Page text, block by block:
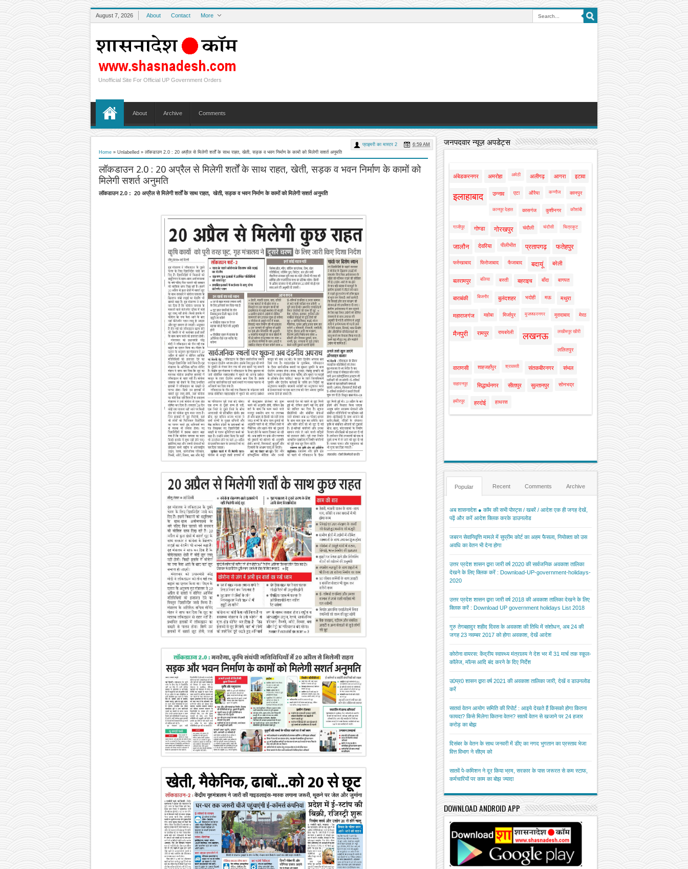
August 7, 2026 About Contact More
Unofficial Site For Official UP Government Orders
About Archive Comments
Home » Unlabelled » लॉकडाउन 2.0 : 20 अप्रैल से मिलेगी शर्तों के साथ राहत, खेती, सड़क व भवन निर्माण के कामों को मिलेगी सशर्त अनुमति
लॉकडाउन 2.0 : 20 अप्रैल से मिलेगी शर्तों के साथ राहत, खेती, सड़क व भवन निर्माण के कामों को
मिलेगी सशर्त अनुमति
प्राइमरी का मास्टर 2 6:59 AM
लॉकडाउन 2.0 : 20 अप्रैल से मिलेगी शर्तों के साथ राहत, खेती, सड़क व भवन निर्माण के कामों को मिलेगी सशर्त अनुमति
जनपदवार न्यूज़ अपडेट्स
अंबेडकरनगर अमरोहा अमेठी अलीगढ़ आगरा इटावा
इलाहाबाद उन्नाव एटा औरैया कन्नौज कानपुर
कानपुर देहात कासगंज कुशीनगर कौशांबी
गाजीपुर गोण्डा गोरखपुर चंदौली चंदौसी चित्रकूट
जालौन देवरिया पीलीभीत प्रतापगढ़ फतेहपुर
फर्रुखाबाद फिरोजाबाद फैजाबाद बदायूं बरेली
बलरामपुर बलिया बस्ती बहराइच बाँदा बागपत
बाराबंकी बिजनौर बुलंदशहर भदोही मऊ मथुरा
महाराजगंज महोबा मिर्जापुर मुजफ्फरनगर मुरादाबाद मेरठ
मैनपुरी रामपुर रायबरेली लखनऊ लखीमपुर खीरी
ललितपुर
वाराणसी शाहजहाँपुर श्रावस्ती संतकबीरनगर संभल
सहारनपुर सिद्धार्थनगर सीतापुर सुल्तानपुर सोनभद्र
हमीरपुर हरदोई हाथरस
Popular Recent Comments Archive
अब शासनादेश ● कॉम की सभी पोस्ट्स / खबरें / आदेश एक ही जगह देखें,
पढ़ें और करें आदेश क्लिक करके डाउनलोड
जबरन सेवानिवृत्ति मामले में सुप्रीम कोर्ट का अहम फैसला, नियोक्ता को उस
अवधि का वेतन भी देना होगा
उत्तर प्रदेश शासन द्वारा जारी वर्ष 2020 की सार्वजनिक अवकाश तालिका
देखने के लिए क्लिक करें : Download-UP-government-holidays-
2020
उत्तर प्रदेश शासन द्वारा जारी वर्ष 2018 की अवकाश तालिका देखने के लिए
क्लिक करें : Download UP government holidays List 2018
गुरु तेगबहादुर शहीद दिवस के अवकाश की तिथि में संशोधन, अब 24 की
जगह 23 नवम्बर 2017 को होगा अवकाश, देखें आदेश
कोरोना वायरस: केंद्रीय स्वास्थ्य मंत्रालय ने देश भर में 31 मार्च तक स्कूल-
कॉलेज, मॉल्स आदि बंद करने के दिए निर्देश
उ0प्र0 शासन द्वारा वर्ष 2021 की अवकाश तालिका जारी, देखें व डाउनलोड
करें
सातवां वेतन आयोग समिति की रिपोर्ट : आइये देखते हैं किसको होगा कितना
फायदा? किसे मिलेगा कितना वेतन? सातवें वेतन से खजाने पर 24 हजार
करोड़ का बोझ
दिसंबर के वेतन के साथ जनवरी में डीए का नगद भुगतान का प्रस्ताव भेजा
वित्त विभाग ने सीएम को
सातवें पे-कमिशन ने दूर किया भ्रम, सरकार के पास जरूरत से कम स्टाफ,
कर्मचारियों पर काम का बोझ ज्यादा
DOWNLOAD ANDROID APP